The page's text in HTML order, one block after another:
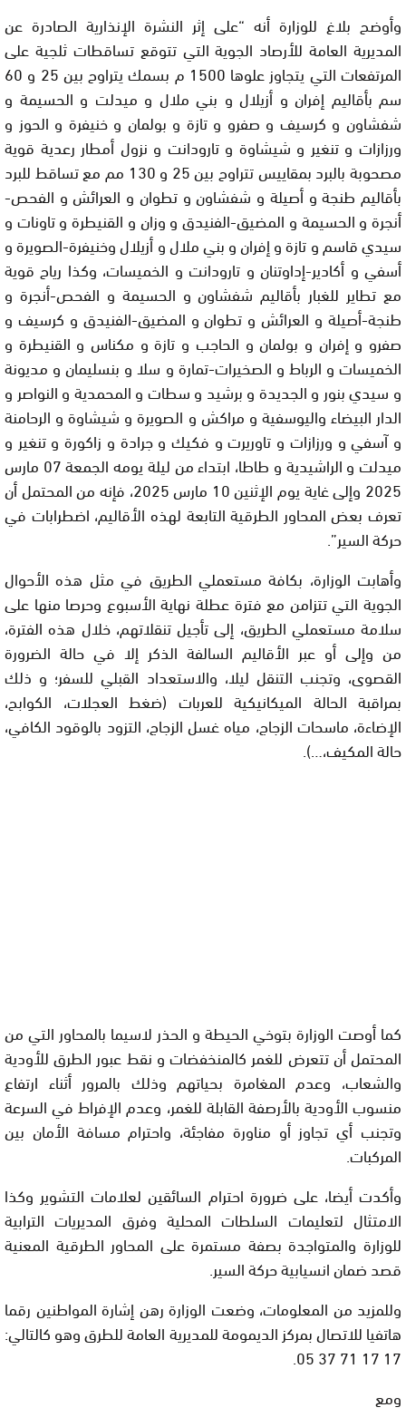
وأوضح بلاغ للوزارة أنه “على إثر النشرة الإنذارية الصادرة عن
المديرية العامة للأرصاد الجوية التي تتوقع تساﻗﻄﺎﺕ ثلجية على
المرتفعات التي يتجاوز علوها 1500 م بسمك يتراوح بين 25 و 60
سم بأقاليم ﺇﻓﺮﺍﻥ و ﺃﺯﻳﻼﻝ و ﺑﻨﻲ ﻣﻼﻝ ﻭ ﻣﻴﺪﻟﺖ و ﺍﻟﺤﺴﻴﻤﺔ و
ﺷﻔﺸﺎﻭﻥ و ﻛﺮﺳﻴﻒ و ﺻﻔﺮو و ﺗﺎﺯﺓ و ﺑﻮﻟﻤﺎﻥ و ﺧﻨﻴﻔﺮﺓ و ﺍﻟﺤﻮﺯ و
ﻭﺭﺯﺍﺯﺍﺕ و ﺗﻨﻐﻴﺮ و ﺷﻴﺸﺎﻭﺓ ﻭ ﺗﺎﺭﻭﺩﺍﻧﺖ و نزول أمطار رعدية قوية
مصحوبة بالبرد بمقاييس تتراوح بين 25 و 130 مم ﻣﻊ ﺗﺴﺎﻗﻂ ﻟﻠﺒﺮﺩ
بأقاليم ﻃﻨﺠﺔ و ﺃﺻﻴﻠﺔ و ﺷﻔﺸﺎﻭﻥ و ﺗﻄﻮﺍﻥ و ﺍﻟﻌﺮﺍﺋﺶ و الفحص-
ﺃﻧﺠﺮﺓ ﻭ ﺍﻟﺤﺴﻴﻤﺔ و ﺍﻟﻤﻀﻴﻖ-ﺍﻟﻔﻨﻴﺪﻕ و ﻭﺯﺍﻥ و ﺍﻟﻘﻨﻴﻄﺮﺓ و ﺗﺎﻭﻧﺎﺕ و
ﺳﻴﺪﻱ ﻗﺎﺳﻢ و ﺗﺎﺯﺓ و ﺇﻓﺮﺍﻥ و ﺑﻨﻲ ﻣﻼﻝ و ﺃﺯﻳﻼﻝ ﻭﺧﻨﻴﻔﺮﺓ-ﺍﻟﺼﻮﻳﺮﺓ و
ﺃﺳﻔﻲ و ﺃﻛﺎﺩﻳﺮ-ﺇﺩﺍﻭﺗﻨﺎﻥ و ﺗﺎﺭﻭﺩﺍﻧﺖ ﻭ ﺍﻟﺨﻤﻴﺴﺎﺕ، وكذا رياح قوية
مع ﺗﻄﺎﻳﺮ ﻟﻠﻐﺒﺎﺭ بأقاليم ﺷﻔﺸﺎﻭﻥ و ﺍﻟﺤﺴﻴﻤﺔ و الفحص-ﺃﻧﺠﺮﺓ و
ﻃﻨﺠﺔ-ﺃﺻﻴﻠﺔ و ﺍﻟﻌﺮﺍﺋﺶ و ﺗﻄﻮﺍﻥ و ﺍﻟﻤﻀﻴﻖ-ﺍﻟﻔﻨﻴﺪﻕ و ﻛﺮﺳﻴﻒ و
ﺻﻔﺮﻭ و ﺇﻓﺮﺍﻥ و ﺑﻮﻟﻤﺎﻥ و ﺍﻟﺤﺎﺟﺐ و ﺗﺎﺯﺓ و ﻣﻜﻨﺎﺱ و ﺍﻟﻘﻨﻴﻄﺮﺓ و
ﺍﻟﺨﻤﻴﺴﺎﺕ و ﺍﻟﺮﺑﺎﻁ و ﺍﻟﺼﺨﻴﺮﺍﺕ-ﺗﻤﺎﺭﺓ و ﺳﻼ و ﺑﻨﺴﻠﻴﻤﺎﻥ و ﻣﺪﻳﻮﻧﺔ
و ﺳﻴﺪﻱ ﺑﻨﻮﺭ و ﺍﻟﺠﺪﻳﺪﺓ و ﺑﺮﺷﻴﺪ و ﺳﻄﺎﺕ و ﺍﻟﻤﺤﻤﺪﻳﺔ و ﺍﻟﻨﻮﺍﺻﺮ و
ﺍﻟﺪﺍﺭ ﺍﻟﺒﻴﻀﺎﺀ وﺍﻟﻴﻮﺳﻔﻴﺔ و ﻣﺮﺍﻛﺶ و ﺍﻟﺼﻮﻳﺮﺓ و ﺷﻴﺸﺎﻭﺓ و ﺍﻟﺮﺣﺎﻣﻨﺔ
و آﺳﻔﻲ ﻭ ﻭﺭﺯﺍﺯﺍﺕ و ﺗﺎﻭﺭﻳﺮﺕ و ﻓﻜﻴﻚ و ﺟﺮﺍﺩﺓ و ﺯﺍﻛﻮﺭﺓ و ﺗﻨﻐﻴﺮ و
ﻣﻴﺪﻟﺖ و ﺍﻟﺮﺍﺷﻴﺪﻳﺔ ﻭ ﻃﺎﻃﺎ، ابتداء من ليلة يومه الجمعة 07 مارس
2025 وﺇلى غاية يوم الإثنين 10 مارس 2025، فإنه من المحتمل أن
تعرف بعض المحاور الطرقية التابعة لهذه الأقاليم، اضطرابات في
حركة السير”.
وأهابت الوزارة، بكافة مستعملي الطريق في مثل هذه الأحوال
الجوية التي تتزامن مع فترة عطلة نهاية الأسبوع وحرصا منها على
سلامة مستعملي الطريق، إلى تأجيل تنقلاتهم، خلال هذه الفترة،
من وإلى أو عبر الأقاليم السالفة الذكر إلا في حالة الضرورة
القصوى، وتجنب التنقل ليلا، والاستعداد القبلي للسفر؛ و ذلك
بمراقبة الحالة الميكانيكية للعربات (ضغط العجلات، الكوابح،
الإضاءة، ماسحات الزجاج، مياه غسل الزجاج، التزود بالوقود الكافي،
حالة المكيف،…).
كما أوصت الوزارة بتوخي الحيطة و الحذر لاسيما بالمحاور التي من
المحتمل أن تتعرض للغمر كالمنخفضات و نقط عبور الطرق للأودية
والشعاب، وعدم المغامرة بحياتهم وذلك بالمرور أثناء ارتفاع
منسوب الأودية بالأرصفة القابلة للغمر، وعدم الإفراط في السرعة
وتجنب أي تجاوز أو مناورة مفاجئة، واحترام مسافة الأمان بين
المركبات.
وأكدت أيضا، على ضرورة احترام السائقين لعلامات التشوير وكذا
الامتثال لتعليمات السلطات المحلية وفرق المديريات الترابية
للوزارة والمتواجدة بصفة مستمرة على المحاور الطرقية المعنية
قصد ضمان انسيابية حركة السير.
وللمزيد من المعلومات، وضعت الوزارة رهن إشارة المواطنين رقما
هاتفيا للاتصال بمركز الديمومة للمديرية العامة للطرق وهو كالتالي:
17 17 71 37 05.
ومع